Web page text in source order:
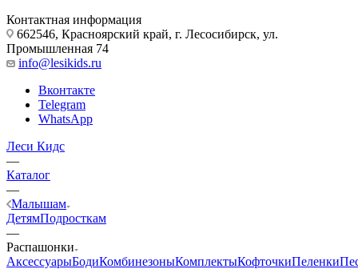
Контактная информация
662546, Красноярский край, г. Лесосибирск, ул.
Промышленная 74
info@lesikids.ru
Вконтакте
Telegram
WhatsApp
Леси Кидс
—
Каталог
—
Малышам
ДетямПодросткам
—
Распашонки
АксессуарыБодиКомбинезоныКомплектыКофточкиПеленки